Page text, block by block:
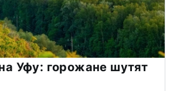
Уфу: горожане шутят